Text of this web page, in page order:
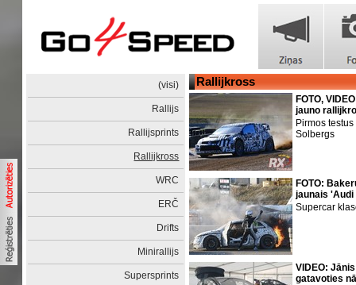
(visi)
Rallijs
Rallijsprints
Rallijkross
WRC
ERČ
Drifts
Minirallijs
Supersprints
Rallijkross
FOTO,
jauno
Pirmos
Solbergs
FOTO:
jaunais 'Audi
Supercar
VIDEO:
gatavoties